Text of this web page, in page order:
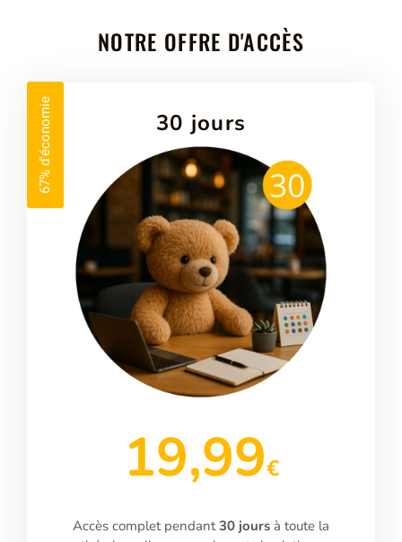
NOTRE OFFRE D'ACCÈS
67% d'économie 30 jours
19,99€
Accès complet pendant30 jours à toute la